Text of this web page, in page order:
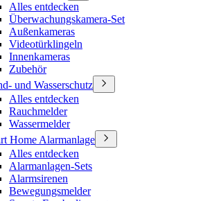
Alles entdecken
Überwachungskamera-Set
Außenkameras
Videotürklingeln
Innenkameras
Zubehör
und Wasserschutz
Alles entdecken
Rauchmelder
Wassermelder
Home Alarmanlage
Alles entdecken
Alarmanlagen-Sets
Alarmsirenen
Bewegungsmelder